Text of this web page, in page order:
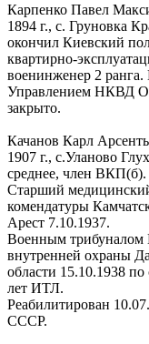
Карпенко Павел
1894 г., с. Груновка
окончил Киевский
квартирно-
военинженер 2
Управлением НКВД
закрыто.
Качанов Карл
1907 г., с.Уланово
среднее, член ВКП(б).
Старший
комендатуры
Арест 7.10.1937.
Военным трибуналом
внутренней охраны
области 15.10.1938
лет ИТЛ.
Реабилитирован
СССР.